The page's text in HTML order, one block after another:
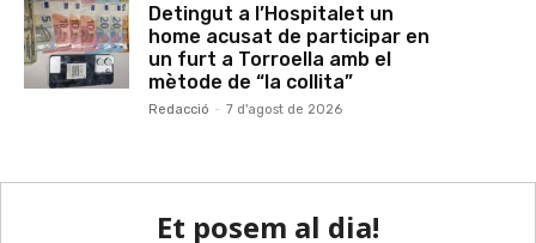
Detingut a l’Hospitalet un
home acusat de participar en
un furt a Torroella amb el
mètode de “la collita”
Redacció - 7 d'agost de 2026